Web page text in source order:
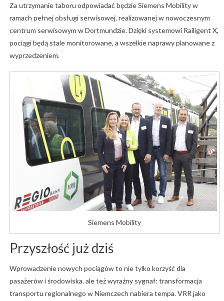
Za utrzymanie taboru odpowiadać będzie Siemens Mobility w
ramach pełnej obsługi serwisowej, realizowanej w nowoczesnym
centrum serwisowym w Dortmundzie. Dzięki systemowi Railigent X,
pociągi będą stale monitorowane, a wszelkie naprawy planowane z
wyprzedzeniem.
Siemens Mobility
Przyszłość już dziś
Wprowadzenie nowych pociągów to nie tylko korzyść dla
pasażerów i środowiska, ale też wyraźny sygnał: transformacja
transportu regionalnego w Niemczech nabiera tempa. VRR jako